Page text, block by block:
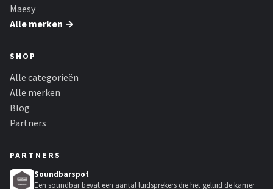
Maesy
Alle merken →
SHOP
Alle categorieën
Alle merken
Blog
Partners
PARTNERS
Soundbarspot
Een soundbar bevat een aantal luidsprekers die het geluid de kamer